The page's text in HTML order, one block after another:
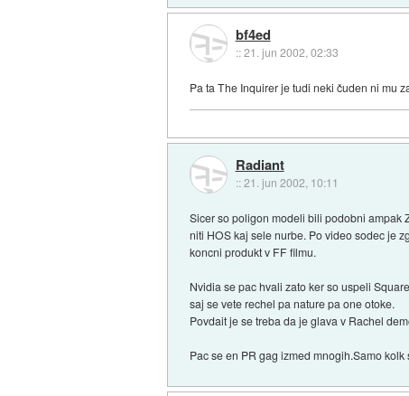
bf4ed
::21. jun 2002, 02:33
Pa ta The Inquirer je tudi neki čuden ni mu
Radiant
::21. jun 2002, 10:11
Sicer so poligon modeli bili podobni ampak
niti HOS kaj sele nurbe. Po video sodec je
koncni produkt v FF filmu.
Nvidia se pac hvali zato ker so uspeli
saj se vete rechel pa nature pa one otoke.
Povdait je se treba da je glava v Rachel
Pac se en PR gag izmed mnogih.Samo